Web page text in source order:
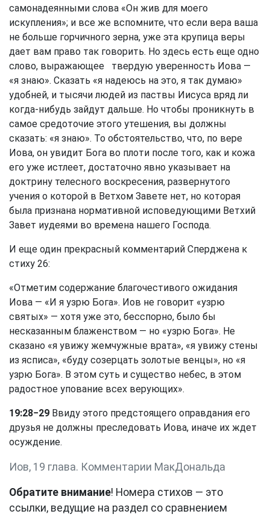
самонадеянными слова «Он жив для моего
искупления»; и все же вспомните, что если вера ваша
не больше горчичного зерна, уже эта крупица веры
дает вам право так говорить. Но здесь есть еще одно
слово, выражающее твердую уверенность Иова —
«я знаю». Сказать «я надеюсь на это, я так думаю»
удобней, и тысячи людей из паствы Иисуса вряд ли
когда-нибудь зайдут дальше. Но чтобы проникнуть в
самое средоточие этого утешения, вы должны
сказать: «я знаю». То обстоятельство, что, по вере
Иова, он увидит Бога во плоти после того, как и кожа
его уже истлеет, достаточно явно указывает на
доктрину телесного воскресения, развернутого
учения о которой в Ветхом Завете нет, но которая
была признана нормативной исповедующими Ветхий
Завет иудеями во времена нашего Господа.
И еще один прекрасный комментарий Сперджена к
стиху 26:
«Отметим содержание благочестивого ожидания
Иова — «И я узрю Бога». Иов не говорит «узрю
святых» — хотя уже это, бесспорно, было бы
несказанным блаженством — но «узрю Бога». Не
сказано «я увижу жемчужные врата», «я увижу стены
из ясписа», «буду созерцать золотые венцы», но «я
узрю Бога». В этом суть и существо небес, в этом
радостное упование всех верующих».
19:28−29 Ввиду этого предстоящего оправдания его
друзья не должны преследовать Иова, иначе их ждет
осуждение.
Иов, 19 глава. Комментарии МакДональда
Обратите внимание! Номера стихов — это
ссылки, ведущие на раздел со сравнением